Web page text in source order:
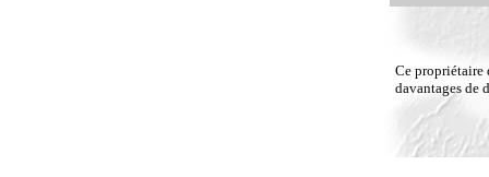
Ce propriétaire
davantages de